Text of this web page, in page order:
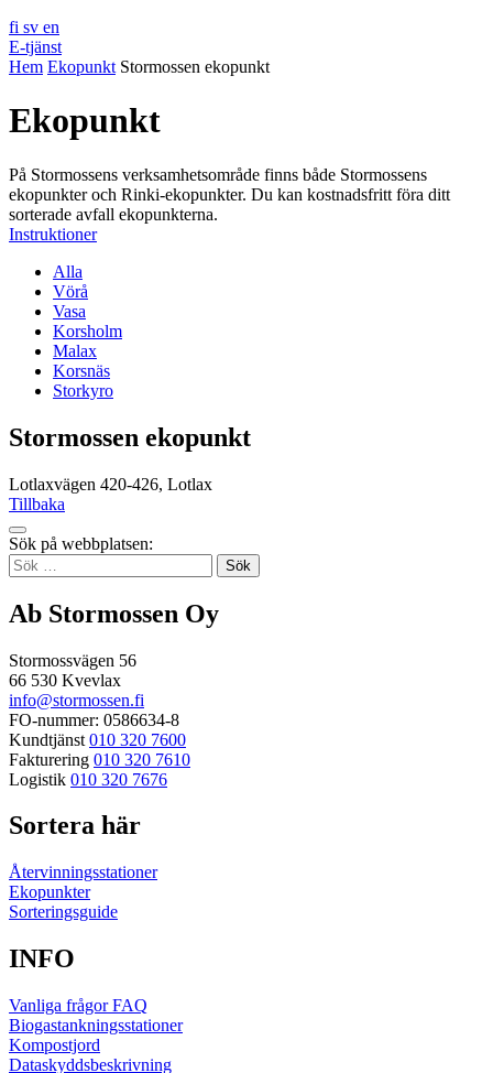
fi sv en
E-tjänst
Hem Ekopunkt Stormossen ekopunkt
Ekopunkt
På Stormossens verksamhetsområde finns både Stormossens
ekopunkter och Rinki-ekopunkter. Du kan kostnadsfritt föra ditt
sorterade avfall ekopunkterna.
Instruktioner
Alla
Vörå
Vasa
Korsholm
Malax
Korsnäs
Storkyro
Stormossen ekopunkt
Lotlaxvägen 420-426, Lotlax
Tillbaka
Tillbaka
up
Sök på webbplatsen:
Sök
efter:
Ab Stormossen Oy
Stormossvägen 56
66 530 Kvevlax
info@stormossen.fi
FO-nummer: 0586634-8
Kundtjänst 010 320 7600
Fakturering 010 320 7610
Logistik 010 320 7676
Sortera här
Återvinningsstationer
Ekopunkter
Sorteringsguide
INFO
Vanliga frågor FAQ
Biogastankningsstationer
Kompostjord
Dataskyddsbeskrivning